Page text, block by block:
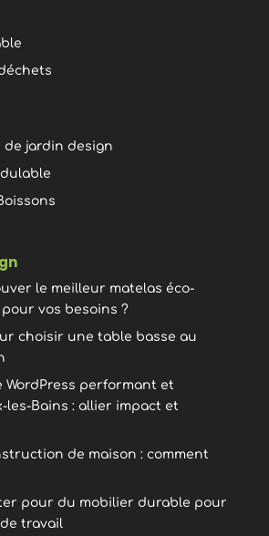
de jardin design
le meilleur matelas éco-
vos besoins ?
choisir une table basse au
WordPress performant et
les-Bains : allier impact et
de maison : comment
pour du mobilier durable pour
travail